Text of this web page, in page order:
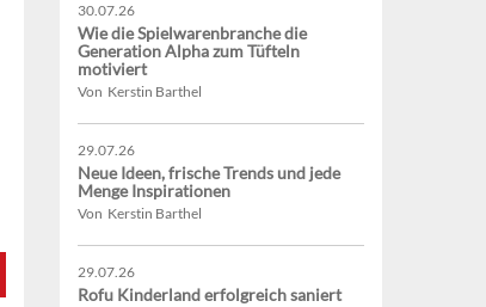
30.07.26
Wie die Spielwarenbranche die
Generation Alpha zum Tüfteln
motiviert
Von Kerstin Barthel
29.07.26
Neue Ideen, frische Trends und jede
Menge Inspirationen
Von Kerstin Barthel
29.07.26
Rofu Kinderland erfolgreich saniert